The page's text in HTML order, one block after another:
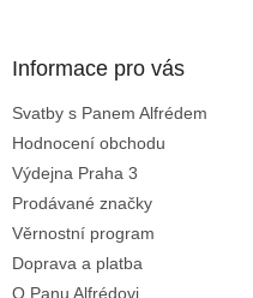
Informace pro vás
Svatby s Panem Alfrédem
Hodnocení obchodu
Výdejna Praha 3
Prodávané značky
Věrnostní program
Doprava a platba
O Panu Alfrédovi